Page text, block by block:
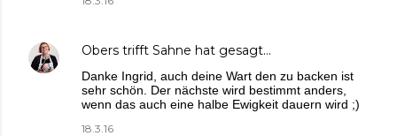
Obers trifft Sahne hat gesagt…
Danke Ingrid, auch deine Wart den zu backen ist
sehr schön. Der nächste wird bestimmt anders,
wenn das auch eine halbe Ewigkeit dauern wird ;)
18.3.16